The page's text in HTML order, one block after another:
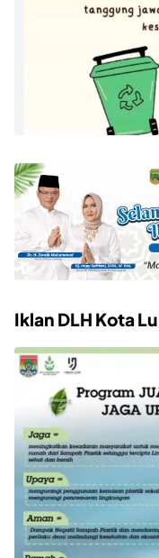
Iklan DLH Kota